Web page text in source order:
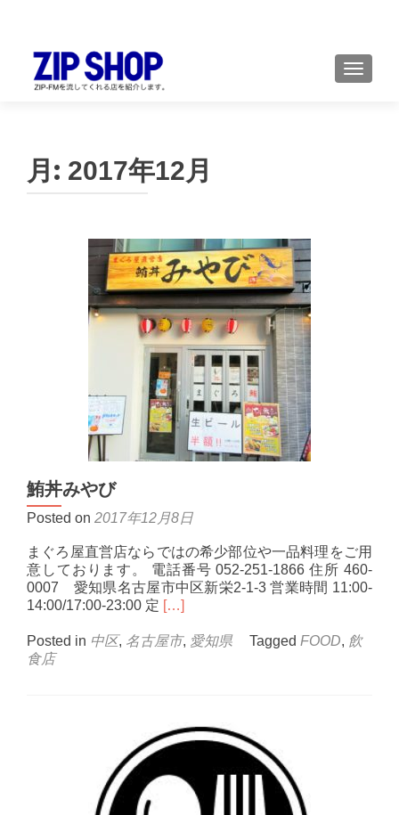
月: 2017年12月
鮪丼みやび
Posted on 2017年12月8日
まぐろ屋直営店ならではの希少部位や一品料理をご用
意しております。 電話番号 052-251-1866 住所 460-
0007 愛知県名古屋市中区新栄2-1-3 営業時間 11:00-
14:00/17:00-23:00 定 Read
about
び
[…]
Posted in 中区, 名古屋市, 愛知県 Tagged FOOD, 飲
食店